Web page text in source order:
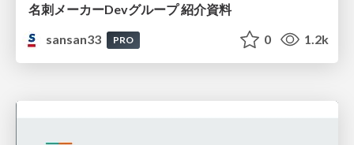
名刺メーカーDevグループ 紹介資料
sansan33
PRO 0 1.2k